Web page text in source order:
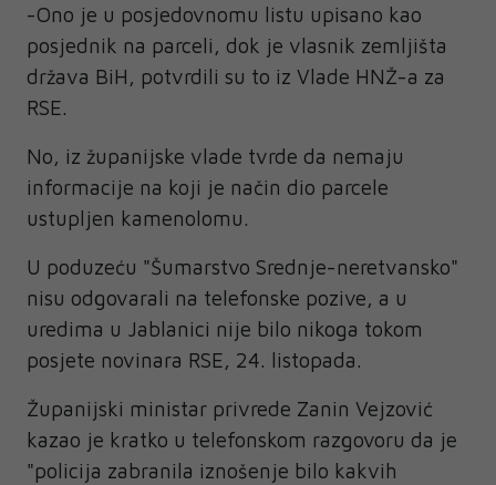
-Ono je u posjedovnomu listu upisano kao
posjednik na parceli, dok je vlasnik zemljišta
država BiH, potvrdili su to iz Vlade HNŽ-a za
RSE.
No, iz županijske vlade tvrde da nemaju
informacije na koji je način dio parcele
ustupljen kamenolomu.
U poduzeću "Šumarstvo Srednje-neretvansko"
nisu odgovarali na telefonske pozive, a u
uredima u Jablanici nije bilo nikoga tokom
posjete novinara RSE, 24. listopada.
Županijski ministar privrede Zanin Vejzović
kazao je kratko u telefonskom razgovoru da je
"policija zabranila iznošenje bilo kakvih